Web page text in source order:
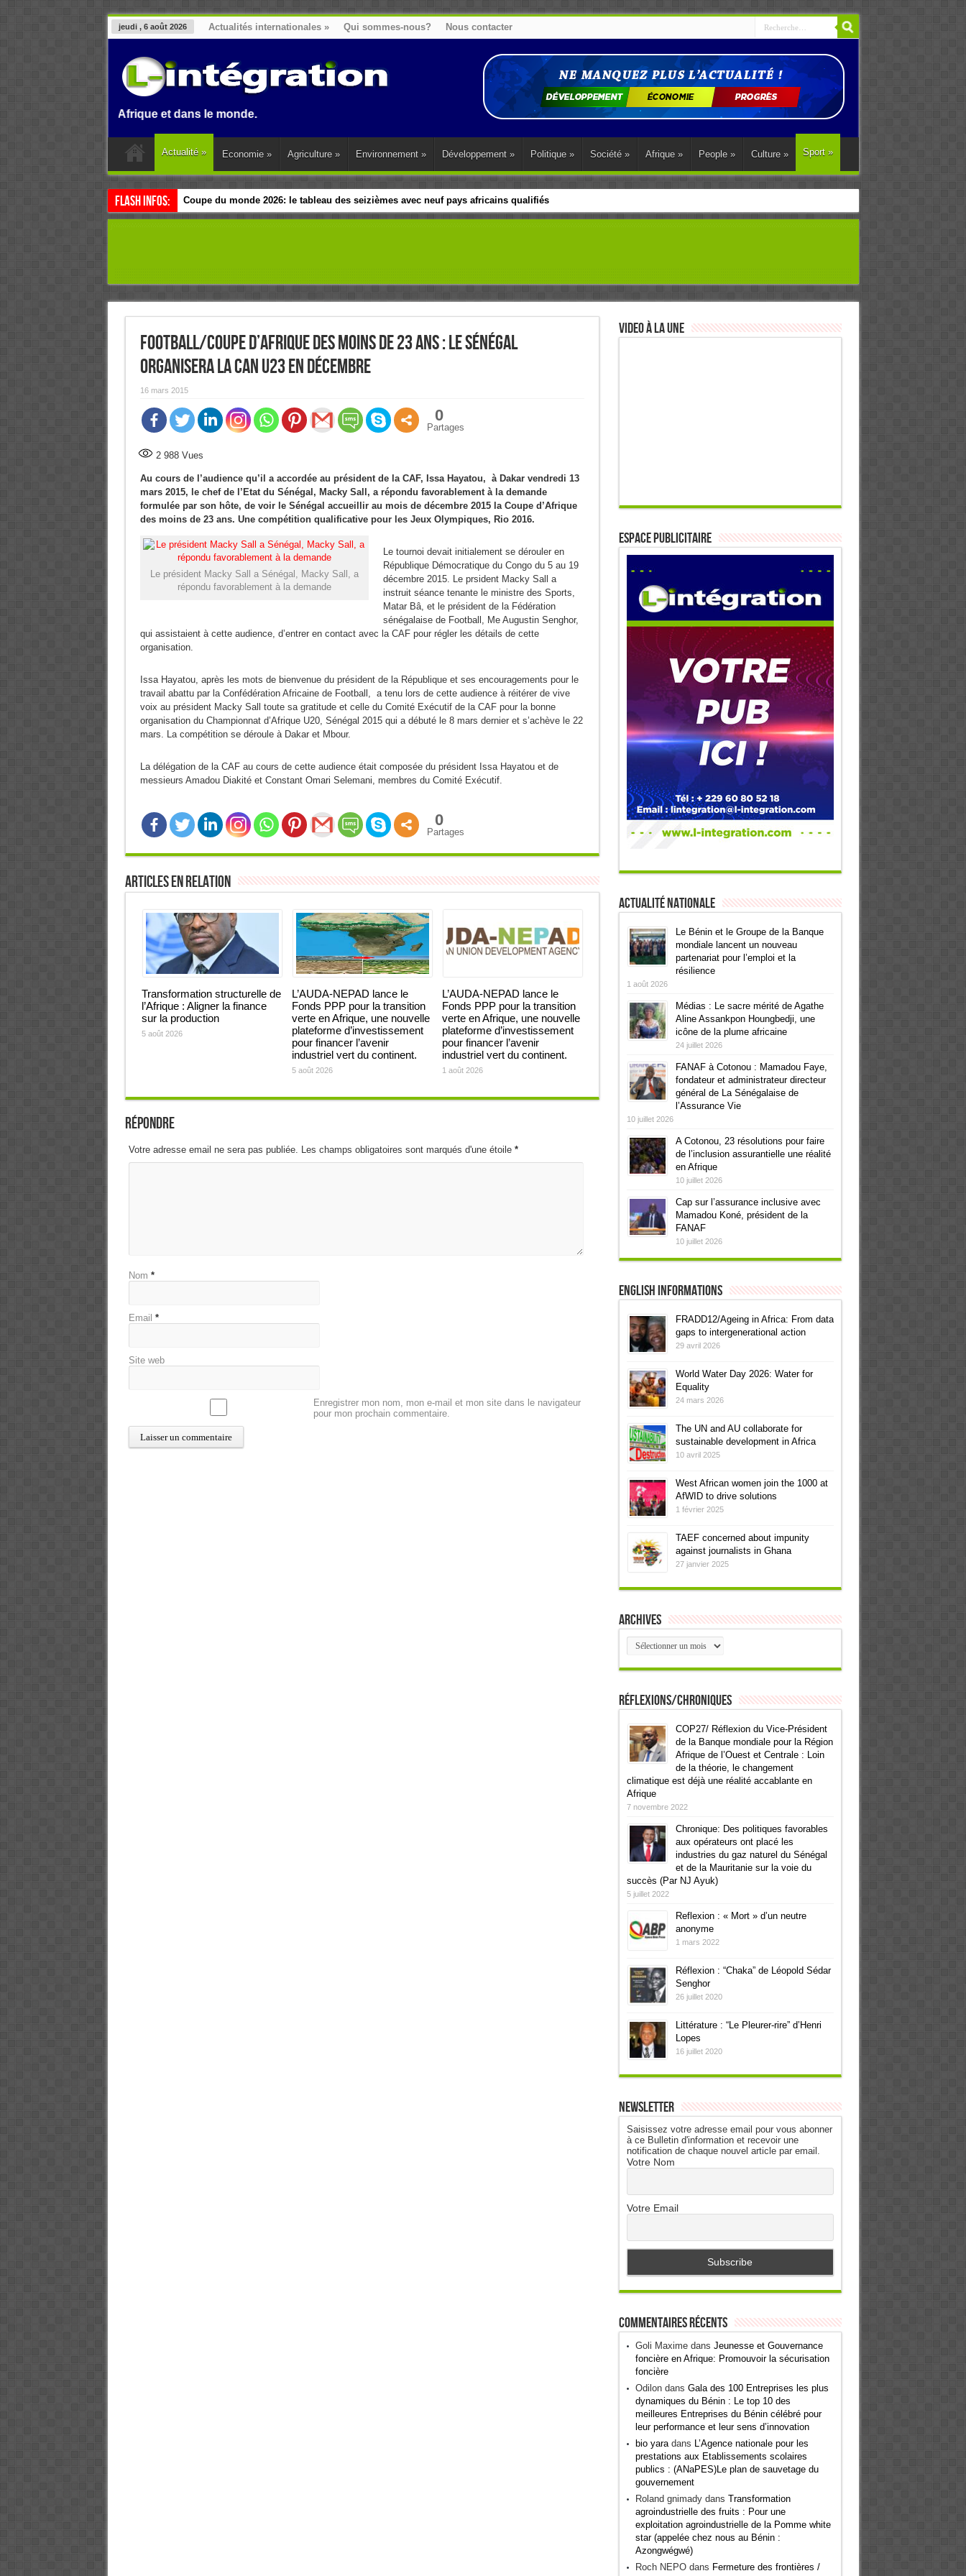
jeudi , 6 août 2026 Actualités internationales » Qui sommes-nous? Nous contacter
Benin, en Afrique et dans le monde.
Actualité » Economie » Agriculture » Environnement » Développement » Politique » Société » Afrique » People » Culture » Sport »
Flash Infos: Coupe du monde 2026: le tableau des seizièmes avec neuf pays africains qualifiés
Esclavage: à Accra, l’Afrique et sa diaspora tentent de parler d’une seule voix sur la question des réparations
Football/Coupe d’Afrique des moins de 23 ans : Le Sénégal
organisera la CAN U23 en Décembre
16 mars 2015
0
Partages
2 988Vues
Au cours de l’audience qu’il a accordée au président de la CAF, Issa Hayatou, à Dakar vendredi 13
mars 2015, le chef de l’Etat du Sénégal, Macky Sall, a répondu favorablement à la demande
formulée par son hôte, de voir le Sénégal accueillir au mois de décembre 2015 la Coupe d’Afrique
des moins de 23 ans. Une compétition qualificative pour les Jeux Olympiques, Rio 2016.
Le président Macky Sall a Sénégal, Macky Sall, a
répondu favorablement à la demande
Le tournoi devait initialement se dérouler en
République Démocratique du Congo du 5 au 19
décembre 2015. Le prsident Macky Sall a
instruit séance tenante le ministre des Sports,
Matar Bâ, et le président de la Fédération
sénégalaise de Football, Me Augustin Senghor,
qui assistaient à cette audience, d’entrer en contact avec la CAF pour régler les détails de cette
organisation.
Issa Hayatou, après les mots de bienvenue du président de la République et ses encouragements pour le
travail abattu par la Confédération Africaine de Football, a tenu lors de cette audience à réitérer de vive
voix au président Macky Sall toute sa gratitude et celle du Comité Exécutif de la CAF pour la bonne
organisation du Championnat d’Afrique U20, Sénégal 2015 qui a débuté le 8 mars dernier et s’achève le 22
mars. La compétition se déroule à Dakar et Mbour.
La délégation de la CAF au cours de cette audience était composée du président Issa Hayatou et de
messieurs Amadou Diakité et Constant Omari Selemani, membres du Comité Exécutif.
0
Partages
Articles en relation
Transformation structurelle de
l’Afrique : Aligner la finance
sur la production
5 août 2026
L’AUDA-NEPAD lance le
Fonds PPP pour la transition
verte en Afrique, une nouvelle
plateforme d’investissement
pour financer l’avenir
industriel vert du continent.
5 août 2026
L’AUDA-NEPAD lance le
Fonds PPP pour la transition
verte en Afrique, une nouvelle
plateforme d’investissement
pour financer l’avenir
industriel vert du continent.
1 août 2026
Répondre
Votre adresse email ne sera pas publiée. Les champs obligatoires sont marqués d'une étoile *
Nom *
Email *
Site web
Enregistrer mon nom, mon e-mail et mon site dans le navigateur
pour mon prochain commentaire.
Video à la Une
ESPACE PUBLICITAIRE
Actualité Nationale
Le Bénin et le Groupe de la Banque
mondiale lancent un nouveau
partenariat pour l’emploi et la
résilience
1 août 2026
Médias : Le sacre mérité de Agathe
Aline Assankpon Houngbedji, une
icône de la plume africaine
24 juillet 2026
FANAF à Cotonou : Mamadou Faye,
fondateur et administrateur directeur
général de La Sénégalaise de
l’Assurance Vie
10 juillet 2026
A Cotonou, 23 résolutions pour faire
de l’inclusion assurantielle une réalité
en Afrique
10 juillet 2026
Cap sur l’assurance inclusive avec
Mamadou Koné, président de la
FANAF
10 juillet 2026
English informations
FRADD12/Ageing in Africa: From data
gaps to intergenerational action
29 avril 2026
World Water Day 2026: Water for
Equality
24 mars 2026
The UN and AU collaborate for
sustainable development in Africa
10 avril 2025
West African women join the 1000 at
AfWID to drive solutions
1 février 2025
TAEF concerned about impunity
against journalists in Ghana
27 janvier 2025
Archives
Archives
Réflexions/Chroniques
COP27/ Réflexion du Vice-Président
de la Banque mondiale pour la Région
Afrique de l’Ouest et Centrale : Loin
de la théorie, le changement
climatique est déjà une réalité accablante en
Afrique
7 novembre 2022
Chronique: Des politiques favorables
aux opérateurs ont placé les
industries du gaz naturel du Sénégal
et de la Mauritanie sur la voie du
succès (Par NJ Ayuk)
5 juillet 2022
Reflexion : « Mort » d’un neutre
anonyme
1 mars 2022
Réflexion : “Chaka” de Léopold Sédar
Senghor
26 juillet 2020
Littérature : “Le Pleurer-rire” d’Henri
Lopes
16 juillet 2020
Newsletter
Saisissez votre adresse email pour vous abonner
à ce Bulletin d'information et recevoir une
notification de chaque nouvel article par email.
Votre Nom
Votre Email
Commentaires récents
Goli Maximedans Jeunesse et Gouvernance
foncière en Afrique: Promouvoir la sécurisation
foncière
Odilondans Gala des 100 Entreprises les plus
dynamiques du Bénin : Le top 10 des
meilleures Entreprises du Bénin célébré pour
leur performance et leur sens d’innovation
bio yaradans L’Agence nationale pour les
prestations aux Etablissements scolaires
publics : (ANaPES)Le plan de sauvetage du
gouvernement
Roland gnimadydans Transformation
agroindustrielle des fruits : Pour une
exploitation agroindustrielle de la Pomme white
star (appelée chez nous au Bénin :
Azongwégwé)
Roch NEPOdans Fermeture des frontières /